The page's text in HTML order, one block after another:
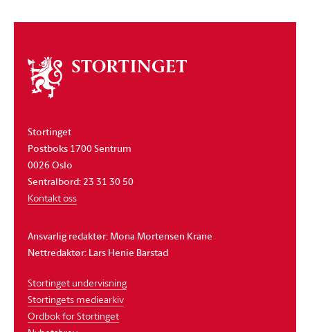
Om
stortinget
Stortinget
Postboks 1700 Sentrum
0026 Oslo
Sentralbord: 23 31 30 50
Kontakt oss
Ansvarlig redaktør: Mona Mortensen Krane
Nettredaktør: Lars Henie Barstad
Stortinget undervisning
Stortingets mediearkiv
Ordbok for Stortinget